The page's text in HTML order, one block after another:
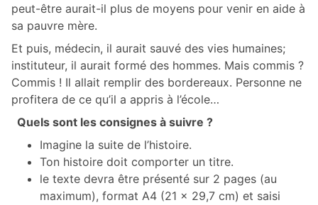
peut-être aurait-il plus de moyens pour venir en aide à
sa pauvre mère.
Et puis, médecin, il aurait sauvé des vies humaines;
instituteur, il aurait formé des hommes. Mais commis ?
Commis ! Il allait remplir des bordereaux. Personne ne
profitera de ce qu’il a appris à l’école…
Quels sont les consignes à suivre ?
Imagine la suite de l’histoire.
Ton histoire doit comporter un titre.
le texte devra être présenté sur 2 pages (au
maximum), format A4 (21 x 29,7 cm) et saisi